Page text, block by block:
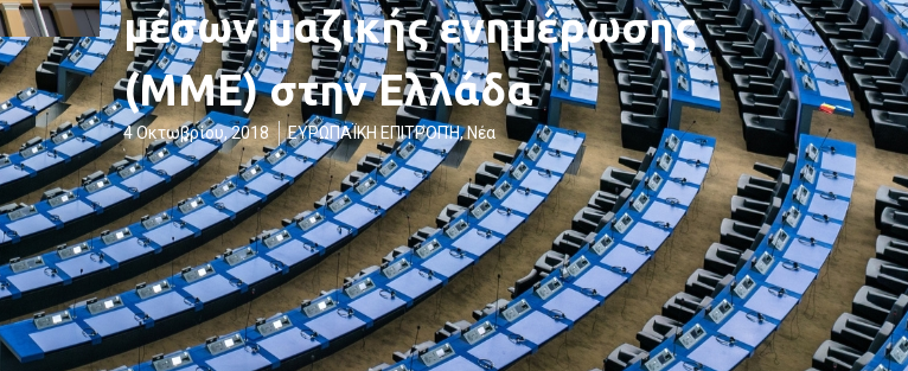
μέσων μαζικής ενημέρωσης
(ΜME) στην Ελλάδα
4 Οκτωβρίου, 2018 ΕΥΡΩΠΑΪΚΗ ΕΠΙΤΡΟΠΉ,Νέα